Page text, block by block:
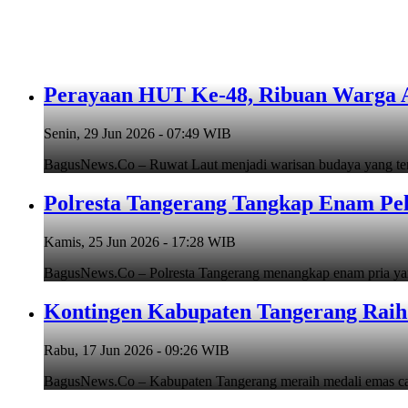
Perayaan HUT Ke-48, Ribuan
Senin, 29 Jun 2026 - 07:49 WIB
BagusNews.Co – Ruwat Laut menjadi warisan budaya yang
Polresta Tangerang Tangkap Enam
Kamis, 25 Jun 2026 - 17:28 WIB
BagusNews.Co – Polresta Tangerang menangkap enam pria
Kontingen Kabupaten Tangerang
Rabu, 17 Jun 2026 - 09:26 WIB
BagusNews.Co – Kabupaten Tangerang meraih medali